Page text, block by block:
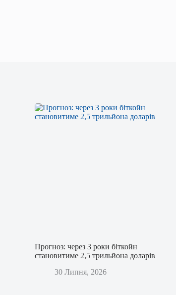
Прогноз: через 3 роки біткойн
становитиме 2,5 трильйона доларів
30 Липня, 2026